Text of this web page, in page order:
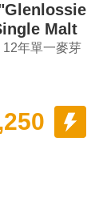
Malt
年單一麥芽